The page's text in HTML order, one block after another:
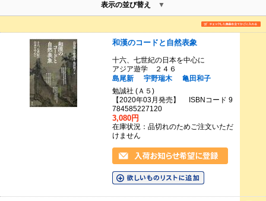
表示の並び替え
和漢のコードと自然表象
十六、七世紀の日本を中心に
アジア遊学 ２４６
島尾新
宇野瑞木
亀田和子
勉誠社 (Ａ５)
【2020年03月発売】 ISBNコード 9
784585227120
3,080円
在庫状況：品切れのためご注文いただ
けません